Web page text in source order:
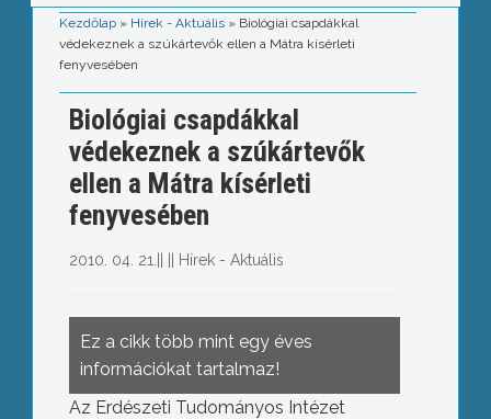
Kezdőlap » Hírek - Aktuális » Biológiai csapdákkal
védekeznek a szúkártevők ellen a Mátra kísérleti
fenyvesében
Biológiai csapdákkal
védekeznek a szúkártevők
ellen a Mátra kísérleti
fenyvesében
2010. 04. 21. Hírek - Aktuális
Ez a cikk több mint egy éves
információkat tartalmaz!
Az Erdészeti Tudományos Intézet